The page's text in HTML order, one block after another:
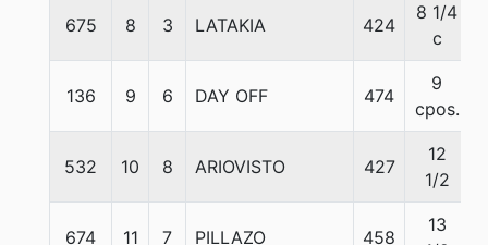
675 8 3 LATAKIA 424
8 1/4
c
136 9 6 DAY OFF 474
9
cpos.
532 10 8 ARIOVISTO 427
12
1/2
674 11 7 PILLAZO 458
13